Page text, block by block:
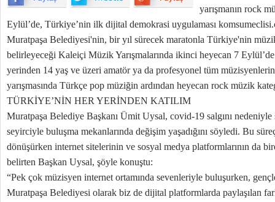
yarışmanın rock
Eylül’de, Türkiye’nin ilk dijital demokrasi uygulaması
Muratpaşa Belediyesi'nin, bir yıl sürecek maratonla Türkiye'nin
belirleyeceği Kaleiçi Müzik Yarışmalarında ikinci heyecan 7
yerinden 14 yaş ve üzeri amatör ya da profesyonel tüm müzisyenlerin
yarışmasında Türkçe pop müziğin ardından heyecan rock müzik
TÜRKİYE’NİN HER YERİNDEN KATILIM
Muratpaşa Belediye Başkanı Ümit Uysal, covid-19 salgını
seyirciyle buluşma mekanlarında değişim yaşadığını söyledi. Bu
dönüşürken internet sitelerinin ve sosyal medya platformlarının da
belirten Başkan Uysal, şöyle konuştu:
“Pek çok müzisyen internet ortamında sevenleriyle buluşurken,
Muratpaşa Belediyesi olarak biz de dijital platformlarda paylaşılan